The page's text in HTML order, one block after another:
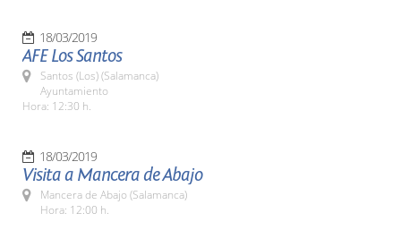
18/03/2019
AFE Los Santos
Santos (Los) (Salamanca)
Ayuntamiento
Hora: 12:30 h.
18/03/2019
Visita a Mancera de Abajo
Mancera de Abajo (Salamanca)
Hora: 12:00 h.